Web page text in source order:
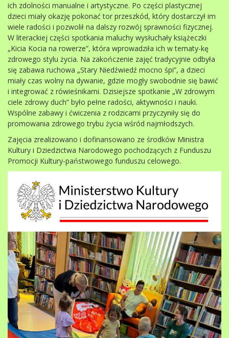
ich zdolności manualne i artystyczne. Po części plastycznej
dzieci miały okazję pokonać tor przeszkód, który dostarczył im
wiele radości i pozwolił na dalszy rozwój sprawności fizycznej.
W literackiej części spotkania maluchy wysłuchały książeczki
„Kicia Kocia na rowerze”, która wprowadziła ich w tematy-kę
zdrowego stylu życia. Na zakończenie zajęć tradycyjnie odbyła
się zabawa ruchowa „Stary Niedźwiedź mocno śpi”, a dzieci
miały czas wolny na dywanie, gdzie mogły swobodnie się bawić
i integrować z rówieśnikami. Dzisiejsze spotkanie „W zdrowym
ciele zdrowy duch” było pełne radości, aktywności i nauki.
Wspólne zabawy i ćwiczenia z rodzicami przyczyniły się do
promowania zdrowego trybu życia wśród najmłodszych.
Zajęcia zrealizowano i dofinansowano ze środków Ministra
Kultury i Dziedzictwa Narodowego pochodzących z Funduszu
Promocji Kultury-państwowego funduszu celowego.